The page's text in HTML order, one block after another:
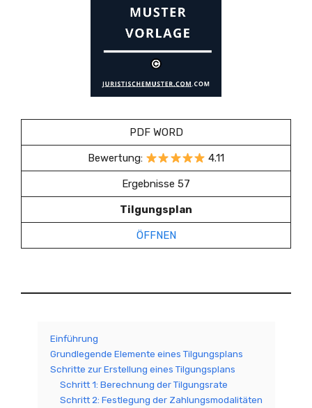
PDF WORD
Bewertung: 4.11
Ergebnisse 57
Tilgungsplan
ÖFFNEN
Einführung
Grundlegende Elemente eines Tilgungsplans
Schritte zur Erstellung eines Tilgungsplans
Schritt 1: Berechnung der Tilgungsrate
Schritt 2: Festlegung der Zahlungsmodalitäten